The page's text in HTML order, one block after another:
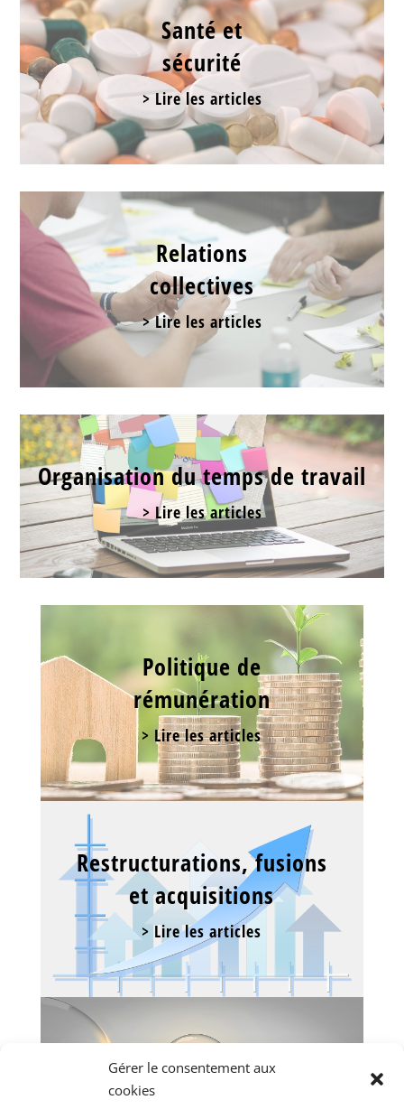
Gérer le consentement aux
cookies
Santé et
sécurité
> Lire les articles
Relations
collectives
> Lire les articles
Organisation du temps de travail
> Lire les articles
Politique de
rémunération
> Lire les articles
Restructurations, fusions
et acquisitions
> Lire les articles
Exemples de cas
traités par le cabinet